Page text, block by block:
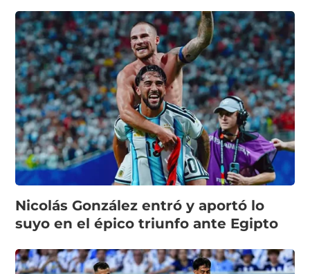
Nicolás González entró y aportó lo
suyo en el épico triunfo ante Egipto